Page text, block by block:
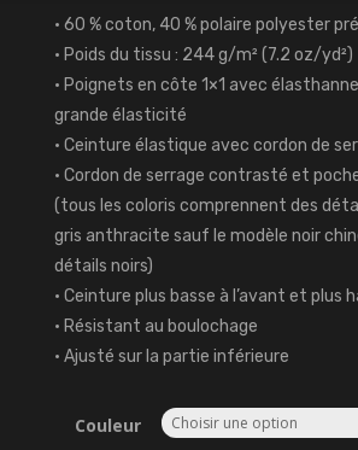
• 60 % coton, 40 % polaire polyester
• Poids du tissu : 244 g/m² (7.2 oz/yd²)
• Poignets en côte 1×1 avec
grande élasticité
• Ceinture élastique avec cordon de
• Cordon de serrage contrasté et
(tous les coloris comprennent des
gris anthracite sauf le modèle noir
détails noirs)
• Ceinture plus basse à l’avant et plus
• Résistant au boulochage
• Ajusté sur la partie inférieure
Couleur